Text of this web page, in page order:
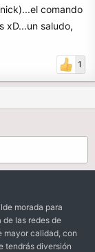
comando
xD...un saludo,
1
morada para
las redes de
mayor calidad, con
tendrás diversión